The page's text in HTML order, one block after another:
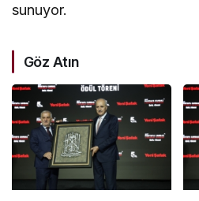
sunuyor.
Göz Atın